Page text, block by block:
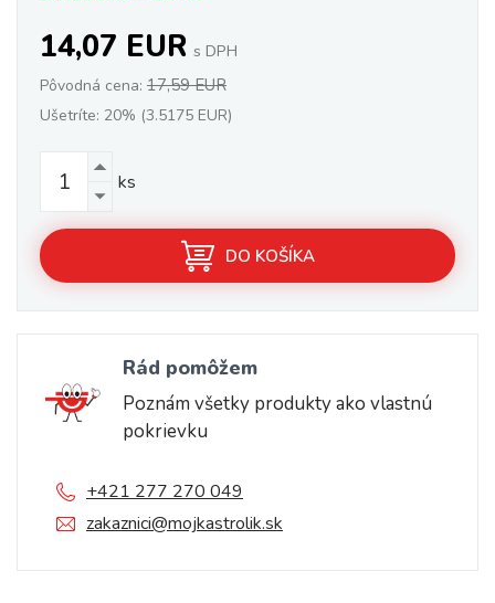
14,07 EUR s DPH
Pôvodná cena: 17,59 EUR
Ušetríte: 20% (3.5175 EUR)
ks
DO KOŠÍKA
Rád pomôžem
Poznám všetky produkty ako vlastnú
pokrievku
+421 277 270 049
zakaznici@mojkastrolik.sk